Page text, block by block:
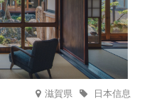
滋賀県 日本信息